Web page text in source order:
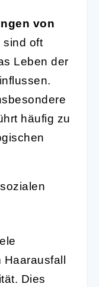
von
sind oft
Leben der
häufig zu
Haarausfall
Dies